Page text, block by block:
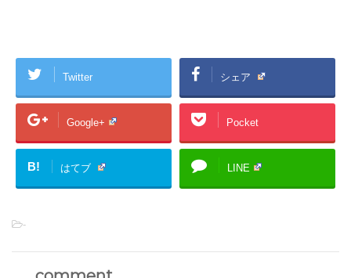
Twitter シェア
Google+ Pocket
B! はてブ LINE
-